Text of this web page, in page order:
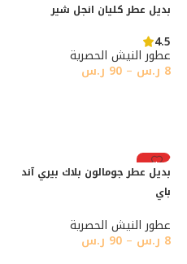
بديل عطر كليان انجل شير
4.5
عطور النيش الحصرية
8 ر.س –
90 ر.س
رائج
بديل عطر جومالون بلاك بيري آند
باي
عطور النيش الحصرية
8 ر.س –
90 ر.س